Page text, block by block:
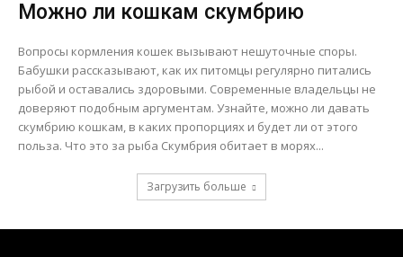
Можно ли кошкам скумбрию
Вопросы кормления кошек вызывают нешуточные споры.
Бабушки рассказывают, как их питомцы регулярно питались
рыбой и оставались здоровыми. Современные владельцы не
доверяют подобным аргументам. Узнайте, можно ли давать
скумбрию кошкам, в каких пропорциях и будет ли от этого
польза. Что это за рыба Скумбрия обитает в морях...
Загрузить больше